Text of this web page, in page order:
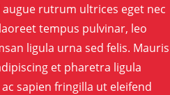
rutrum ultrices eget nec
tempus pulvinar, leo
ligula urna sed felis. Mauris
et pharetra ligula
sapien fringilla ut eleifend